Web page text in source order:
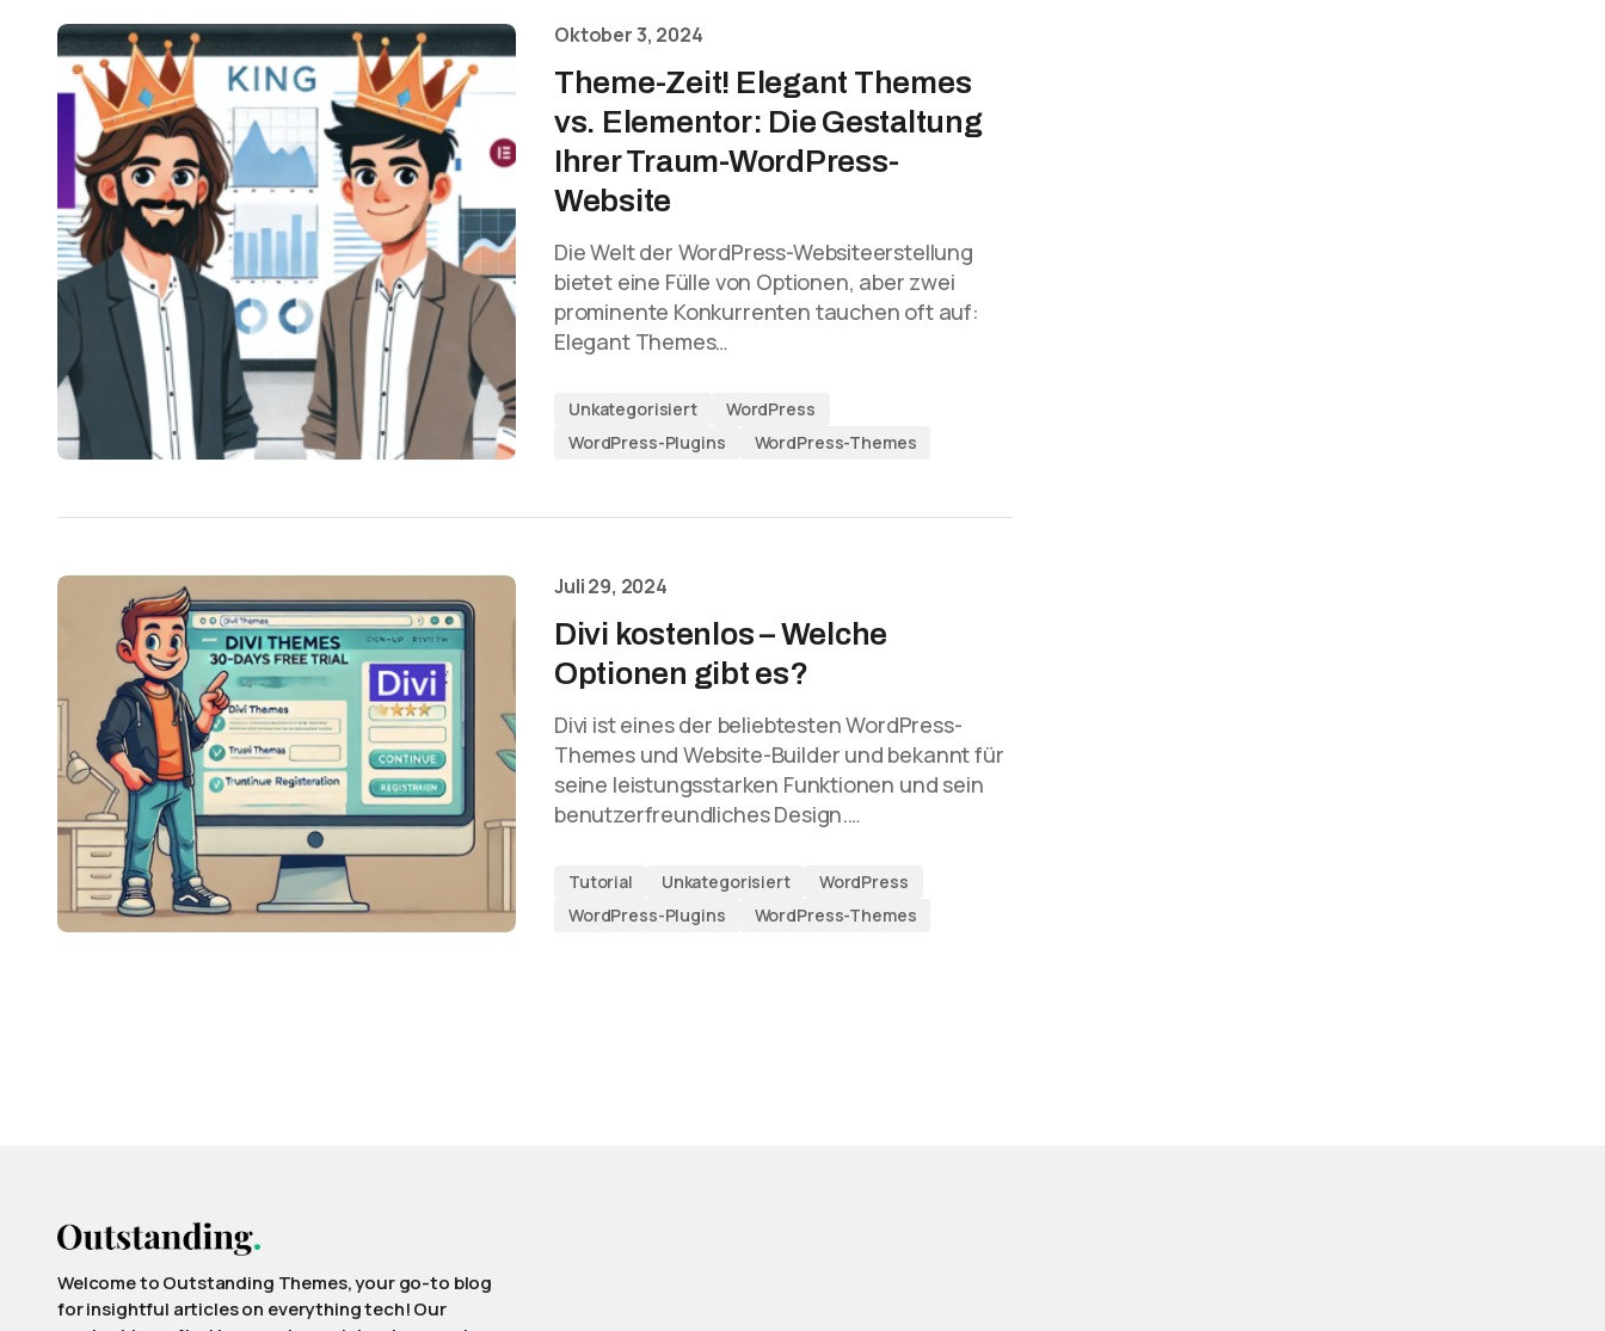
Oktober 3, 2024
Theme-Zeit! Elegant Themes
vs. Elementor: Die Gestaltung
Ihrer Traum-WordPress-
Website
Die Welt der WordPress-Websiteerstellung
bietet eine Fülle von Optionen, aber zwei
prominente Konkurrenten tauchen oft auf:
Elegant Themes…
Unkategorisiert
WordPress
WordPress-Plugins
WordPress-Themes
Juli 29, 2024
Divi kostenlos – Welche
Optionen gibt es?
Divi ist eines der beliebtesten WordPress-
Themes und Website-Builder und bekannt für
seine leistungsstarken Funktionen und sein
benutzerfreundliches Design.…
Tutorial Unkategorisiert
WordPress
WordPress-Plugins
WordPress-Themes
Welcome to Outstanding Themes, your go-to blog
for insightful articles on everything tech! Our